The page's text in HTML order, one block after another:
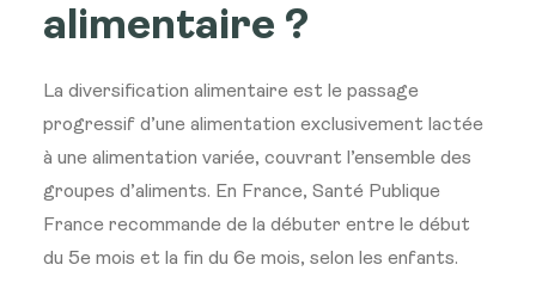
alimentaire ?
La diversification alimentaire est le passage
progressif d’une alimentation exclusivement lactée
à une alimentation variée, couvrant l’ensemble des
groupes d’aliments. En France, Santé Publique
France recommande de la débuter entre le début
du 5e mois et la fin du 6e mois, selon les enfants.